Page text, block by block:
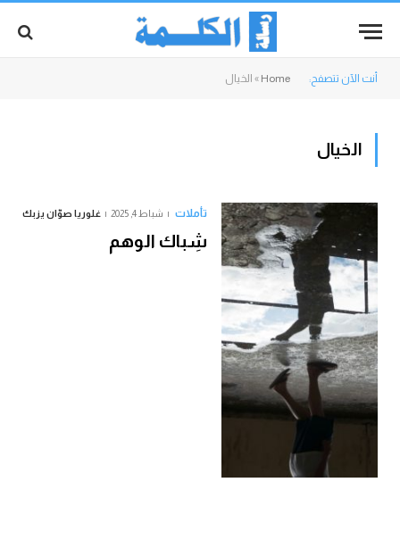
أنت الآن تتصفح: Home
» الخيال
الخيال
تأملات شباط 4, 2025 غلوريا صوّان يزبك
شِباك الوهم